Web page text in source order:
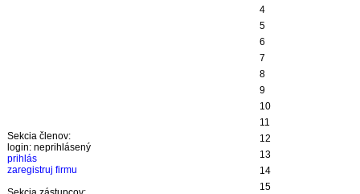
Sekcia členov:
login: neprihlásený
prihlás
zaregistruj firmu
4
5
6
7
8
9
10
11
12
13
14
15